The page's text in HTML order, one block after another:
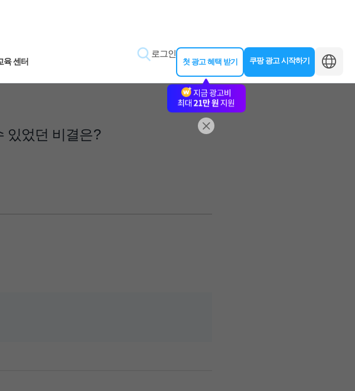
육 센터
비나
바로가기
로그인
첫 광고 혜택 받기 쿠팡 광고 시작하기
있었던 비결은?